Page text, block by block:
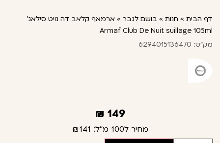
דף הבית » חנות » בושם לגבר » ארמאף קלאב דה נויט סילאג’
Armaf Club De Nuit suillage 105ml
מק"ט: 6294015136470
149
₪
מחיר ל100 מ"ל: ₪141